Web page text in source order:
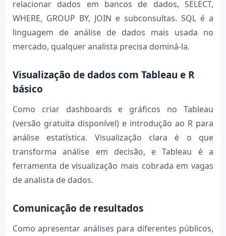
relacionar dados em bancos de dados, SELECT,
WHERE, GROUP BY, JOIN e subconsultas. SQL é a
linguagem de análise de dados mais usada no
mercado, qualquer analista precisa dominá-la.
Visualização de dados com Tableau e R
básico
Como criar dashboards e gráficos no Tableau
(versão gratuita disponível) e introdução ao R para
análise estatística. Visualização clara é o que
transforma análise em decisão, e Tableau é a
ferramenta de visualização mais cobrada em vagas
de analista de dados.
Comunicação de resultados
Como apresentar análises para diferentes públicos,